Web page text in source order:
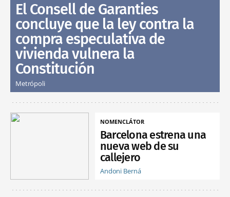
El Consell de Garanties
concluye que la ley contra la
compra especulativa de
vivienda vulnera la
Constitución
Metrópoli
NOMENCLÁTOR
Barcelona estrena una
nueva web de su
callejero
Andoni Berná